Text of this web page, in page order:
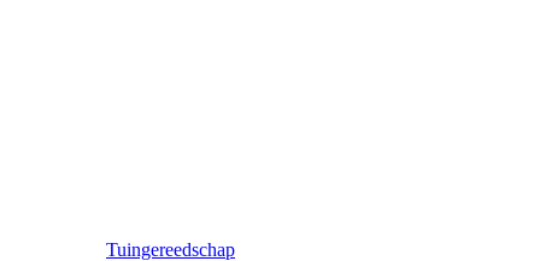
Tuingereedschap